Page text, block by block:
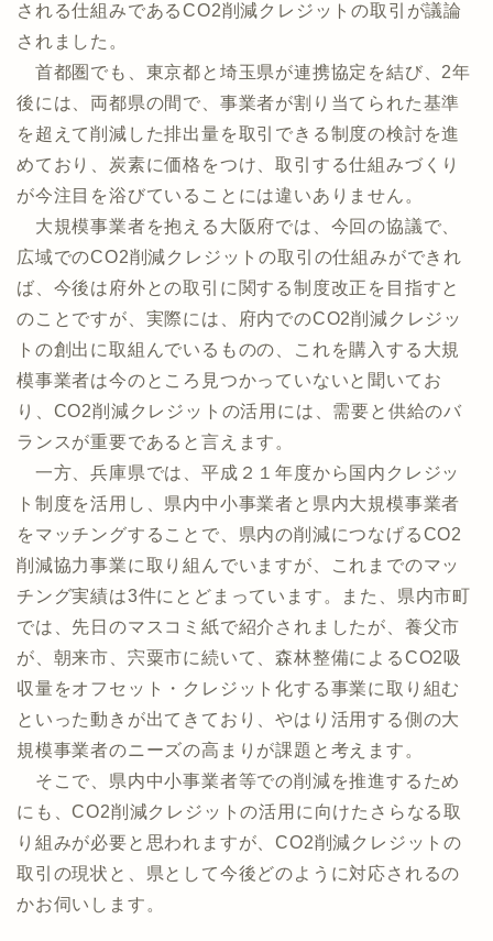
される仕組みであるCO2削減クレジットの取引が議論
されました。
首都圏でも、東京都と埼玉県が連携協定を結び、2年
後には、両都県の間で、事業者が割り当てられた基準
を超えて削減した排出量を取引できる制度の検討を進
めており、炭素に価格をつけ、取引する仕組みづくり
が今注目を浴びていることには違いありません。
大規模事業者を抱える大阪府では、今回の協議で、
広域でのCO2削減クレジットの取引の仕組みができれ
ば、今後は府外との取引に関する制度改正を目指すと
のことですが、実際には、府内でのCO2削減クレジッ
トの創出に取組んでいるものの、これを購入する大規
模事業者は今のところ見つかっていないと聞いてお
り、CO2削減クレジットの活用には、需要と供給のバ
ランスが重要であると言えます。
一方、兵庫県では、平成２１年度から国内クレジッ
ト制度を活用し、県内中小事業者と県内大規模事業者
をマッチングすることで、県内の削減につなげるCO2
削減協力事業に取り組んでいますが、これまでのマッ
チング実績は3件にとどまっています。また、県内市町
では、先日のマスコミ紙で紹介されましたが、養父市
が、朝来市、宍粟市に続いて、森林整備によるCO2吸
収量をオフセット・クレジット化する事業に取り組む
といった動きが出てきており、やはり活用する側の大
規模事業者のニーズの高まりが課題と考えます。
そこで、県内中小事業者等での削減を推進するため
にも、CO2削減クレジットの活用に向けたさらなる取
り組みが必要と思われますが、CO2削減クレジットの
取引の現状と、県として今後どのように対応されるの
かお伺いします。